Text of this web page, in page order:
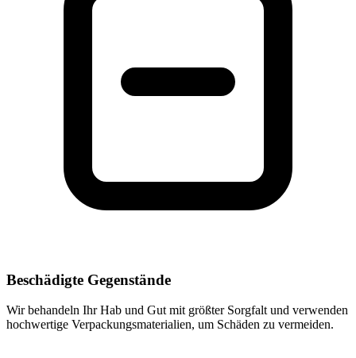
Beschädigte Gegenstände
Wir behandeln Ihr Hab und Gut mit größter Sorgfalt und verwenden
hochwertige Verpackungsmaterialien, um Schäden zu vermeiden.